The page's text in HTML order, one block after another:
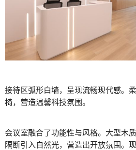
接待区弧形白墙，呈现流畅现代感。
椅，营造温馨科技氛围。
会议室融合了功能性与风格。大型木
隔断引入自然光，营造出开放氛围。